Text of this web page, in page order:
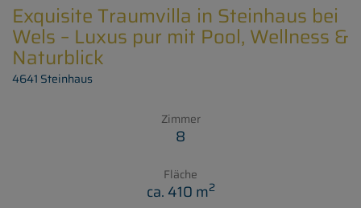
Exquisite Traumvilla in Steinhaus bei
Wels – Luxus pur mit Pool, Wellness &
Naturblick
4641 Steinhaus
Zimmer
8
Fläche
ca. 410 m2